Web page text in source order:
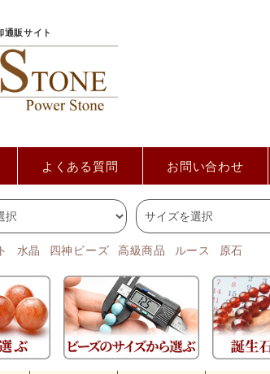
販サイト
よくある質問 お問い合わせ
水晶 四神ビーズ 高級商品 ルース 原石